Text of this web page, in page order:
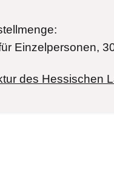
Einzelpersonen,
des Hessischen